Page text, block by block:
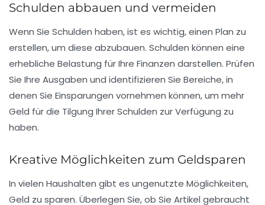
Schulden abbauen und vermeiden
Wenn Sie Schulden haben, ist es wichtig, einen Plan zu
erstellen, um diese abzubauen. Schulden können eine
erhebliche Belastung für Ihre Finanzen darstellen. Prüfen
Sie Ihre Ausgaben und identifizieren Sie Bereiche, in
denen Sie Einsparungen vornehmen können, um mehr
Geld für die Tilgung Ihrer Schulden zur Verfügung zu
haben.
Kreative Möglichkeiten zum Geldsparen
In vielen Haushalten gibt es ungenutzte Möglichkeiten,
Geld zu sparen. Überlegen Sie, ob Sie Artikel gebraucht